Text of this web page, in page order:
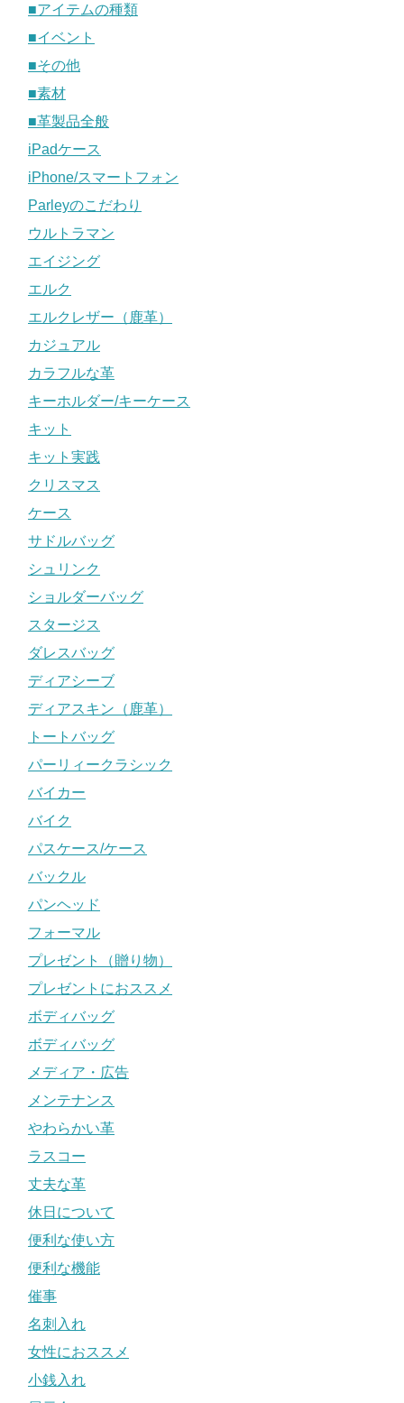
■アイテムの種類
■イベント
■その他
■素材
■革製品全般
iPadケース
iPhone/スマートフォン
Parleyのこだわり
ウルトラマン
エイジング
エルク
エルクレザー（鹿革）
カジュアル
カラフルな革
キーホルダー/キーケース
キット
キット実践
クリスマス
ケース
サドルバッグ
シュリンク
ショルダーバッグ
スタージス
ダレスバッグ
ディアシーブ
ディアスキン（鹿革）
トートバッグ
パーリィークラシック
バイカー
バイク
パスケース/ケース
バックル
パンヘッド
フォーマル
プレゼント（贈り物）
プレゼントにおススメ
ボディバッグ
ボディバッグ
メディア・広告
メンテナンス
やわらかい革
ラスコー
丈夫な革
休日について
便利な使い方
便利な機能
催事
名刺入れ
女性におススメ
小銭入れ